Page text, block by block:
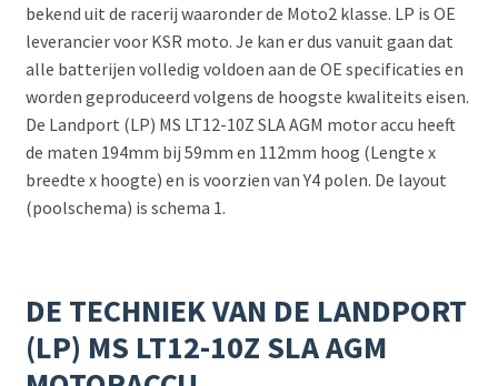
bekend uit de racerij waaronder de Moto2 klasse. LP is OE
leverancier voor KSR moto. Je kan er dus vanuit gaan dat
alle batterijen volledig voldoen aan de OE specificaties en
worden geproduceerd volgens de hoogste kwaliteits eisen.
De Landport (LP) MS LT12-10Z SLA AGM motor accu heeft
de maten 194mm bij 59mm en 112mm hoog (Lengte x
breedte x hoogte) en is voorzien van Y4 polen. De layout
(poolschema) is schema 1.
DE TECHNIEK VAN DE LANDPORT
(LP) MS LT12-10Z SLA AGM